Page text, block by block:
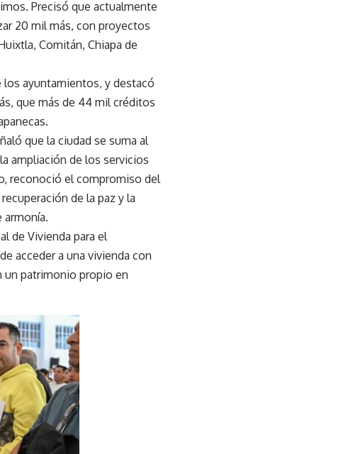
Precisó que actualmente
20 mil más, con proyectos
Comitán, Chiapa de
los ayuntamientos, y destacó
que más de 44 mil créditos
que la ciudad se suma al
ampliación de los servicios
reconoció el compromiso del
de la paz y la
armonía.
de Vivienda para el
acceder a una vivienda con
un patrimonio propio en